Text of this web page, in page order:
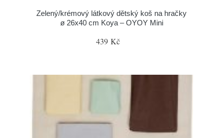
Zelený/krémový látkový dětský koš na hračky
ø 26x40 cm Koya – OYOY Mini
439 Kč